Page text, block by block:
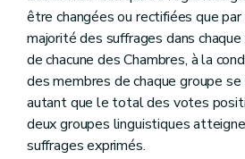
Art. 67
Art. 68
Art. 69
Art. 70
Art. 71
Art. 72
Art. 73
Chapitre II DU POUVOIR
Art. 74
être changées ou rectifiées que
majorité des suffrages dans
de chacune des Chambres, à la
des membres de chaque groupe
autant que le total des votes
deux groupes linguistiques
suffrages exprimés.